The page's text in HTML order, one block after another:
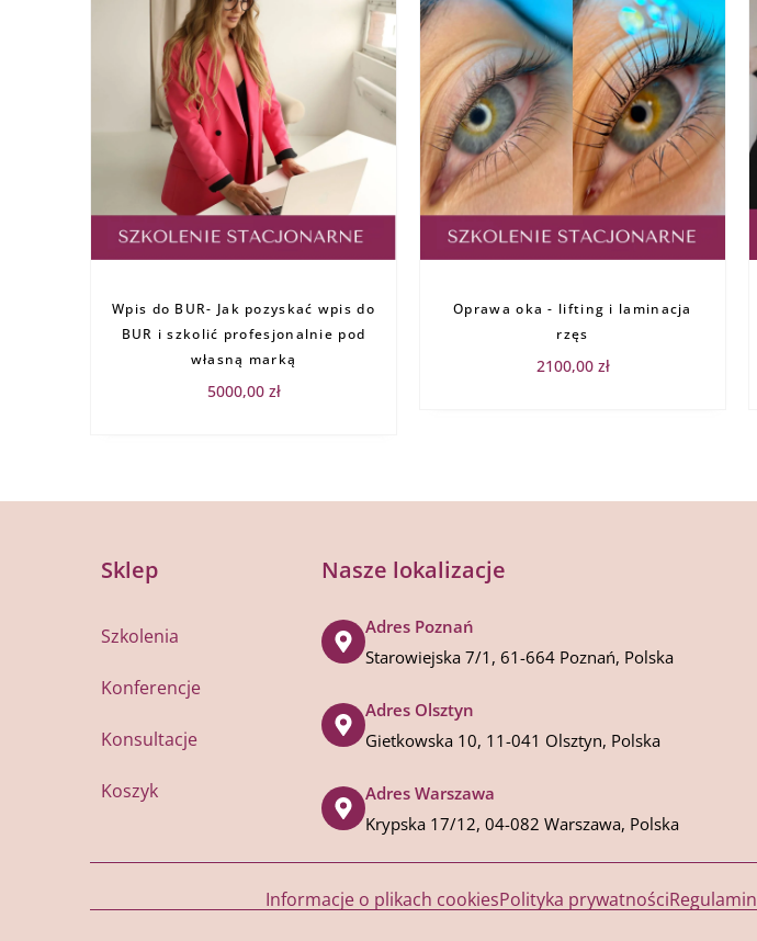
Wpis do BUR- Jak pozyskać wpis do
BUR i szkolić profesjonalnie pod
własną marką
5000,00 zł
Oprawa oka - lifting i laminacja
rzęs
2100,00 zł
Sklep
Szkolenia
Konferencje
Konsultacje
Koszyk
Nasze lokalizacje
Adres Poznań
Starowiejska 7/1, 61-664 Poznań, Polska
Adres Olsztyn
Gietkowska 10, 11-041 Olsztyn, Polska
Adres Warszawa
Krypska 17/12, 04-082 Warszawa, Polska
Informacje o plikach cookiesPolityka prywatnościRegulamin